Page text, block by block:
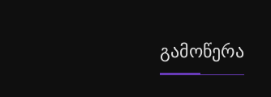
Გამოწერა